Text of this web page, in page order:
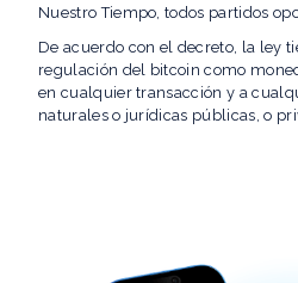
Nuestro Tiempo, todos partidos
De acuerdo con el decreto, la ley
regulación del bitcoin como
en cualquier transacción y a
naturales o jurídicas públicas, o